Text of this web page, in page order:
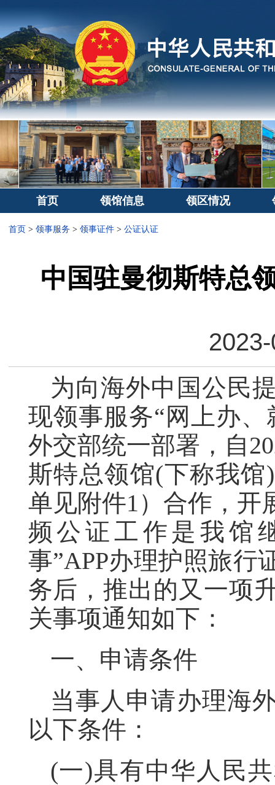
首页 领馆信息 领区情况
首页 > 领事服务 > 领事证件> 公证认证
中国驻曼彻斯特总
为向海外中国公民
现领事服务“网上办
外交部统一部署，自
斯特总领馆(下称我
单见附件1）合作，开
频公证工作是我馆
事”APP办理护照旅行
务后，推出的又一项
关事项通知如下：
一、申请条件
当事人申请办理海
以下条件：
(一)具有中华人民